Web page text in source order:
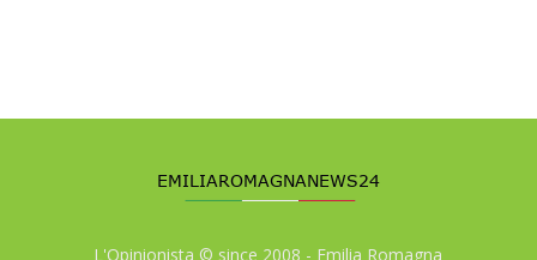
L'Opinionista © since 2008 - Emilia Romagna